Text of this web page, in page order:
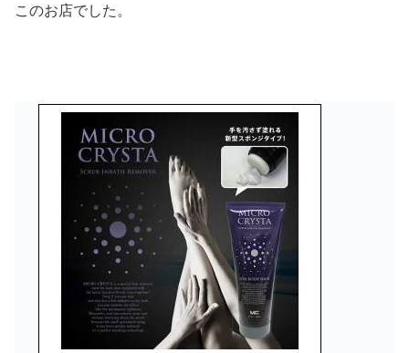
このお店でした。